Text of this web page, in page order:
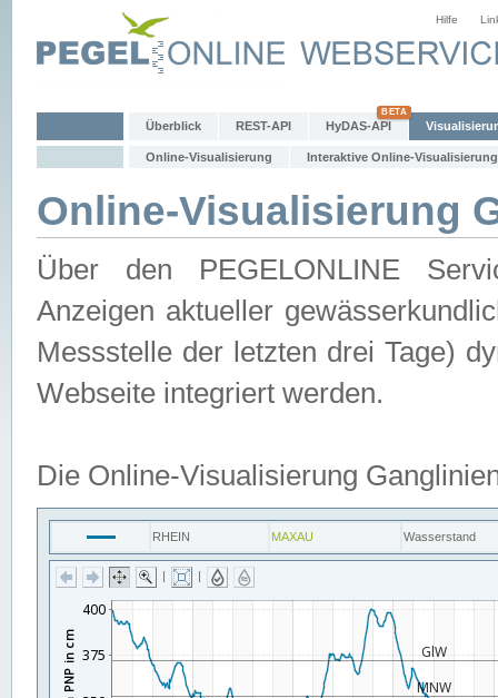
Hilfe
Überblick REST-API HyDAS-API
Online-Visualisierung Interaktive Online-Visualisierung
Online-Visualisierung
Über den PEGELONLINE
Anzeigen aktueller
Messstelle der letzten drei Tage)
Webseite integriert werden.
Die Online-Visualisierung